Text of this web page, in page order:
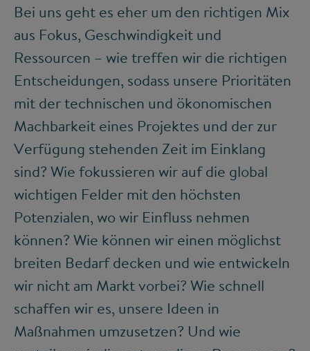
Bei uns geht es eher um den richtigen Mix
aus Fokus, Geschwindigkeit und
Ressourcen – wie treffen wir die richtigen
Entscheidungen, sodass unsere Prioritäten
mit der technischen und ökonomischen
Machbarkeit eines Projektes und der zur
Verfügung stehenden Zeit im Einklang
sind? Wie fokussieren wir auf die global
wichtigen Felder mit den höchsten
Potenzialen, wo wir Einfluss nehmen
können? Wie können wir einen möglichst
breiten Bedarf decken und wie entwickeln
wir nicht am Markt vorbei? Wie schnell
schaffen wir es, unsere Ideen in
Maßnahmen umzusetzen? Und wie